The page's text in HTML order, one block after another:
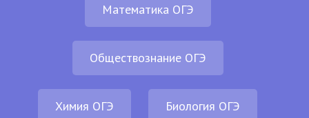
Математика ОГЭ
Обществознание ОГЭ
Химия ОГЭ Биология ОГЭ